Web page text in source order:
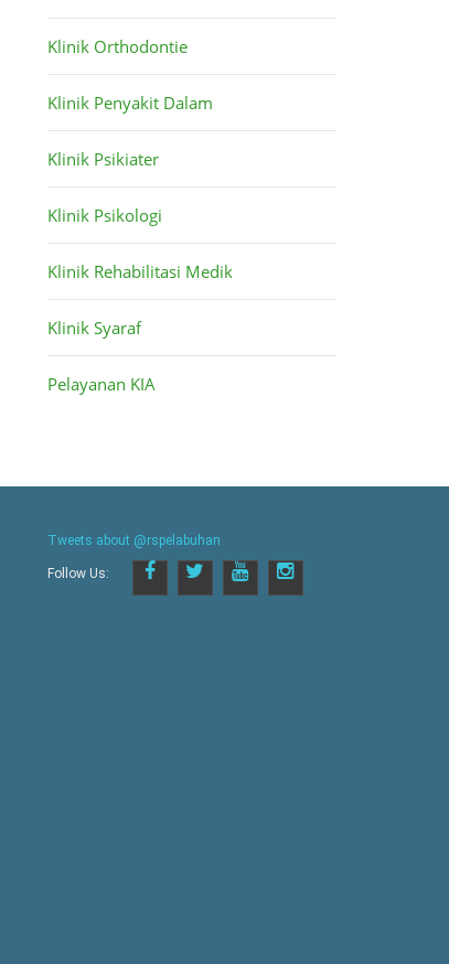
Klinik Orthodontie
Klinik Penyakit Dalam
Klinik Psikiater
Klinik Psikologi
Klinik Rehabilitasi Medik
Klinik Syaraf
Pelayanan KIA
Tweets about @rspelabuhan
Follow Us: